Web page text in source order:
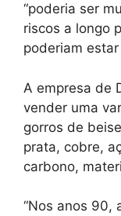
“poderia ser
riscos a longo
poderiam estar
A empresa de
vender uma
gorros de
prata, cobre,
carbono,
“Nos anos 90,